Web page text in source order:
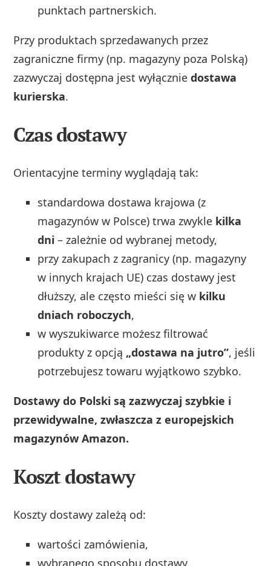
punktach partnerskich.
Przy produktach sprzedawanych przez
zagraniczne firmy (np. magazyny poza Polską)
zazwyczaj dostępna jest wyłączniedostawa
kurierska.
Czas dostawy
Orientacyjne terminy wyglądają tak:
standardowa dostawa krajowa (z
magazynów w Polsce) trwa zwykle kilka
dni – zależnie od wybranej metody,
przy zakupach z zagranicy (np. magazyny
w innych krajach UE) czas dostawy jest
dłuższy, ale często mieści się w kilku
dniach roboczych,
w wyszukiwarce możesz filtrować
produkty z opcją „dostawa na jutro”, jeśli
potrzebujesz towaru wyjątkowo szybko.
Dostawy do Polski są zazwyczaj szybkie i
przewidywalne, zwłaszcza z europejskich
magazynów Amazon.
Koszt dostawy
Koszty dostawy zależą od:
wartości zamówienia,
wybranego sposobu dostawy,